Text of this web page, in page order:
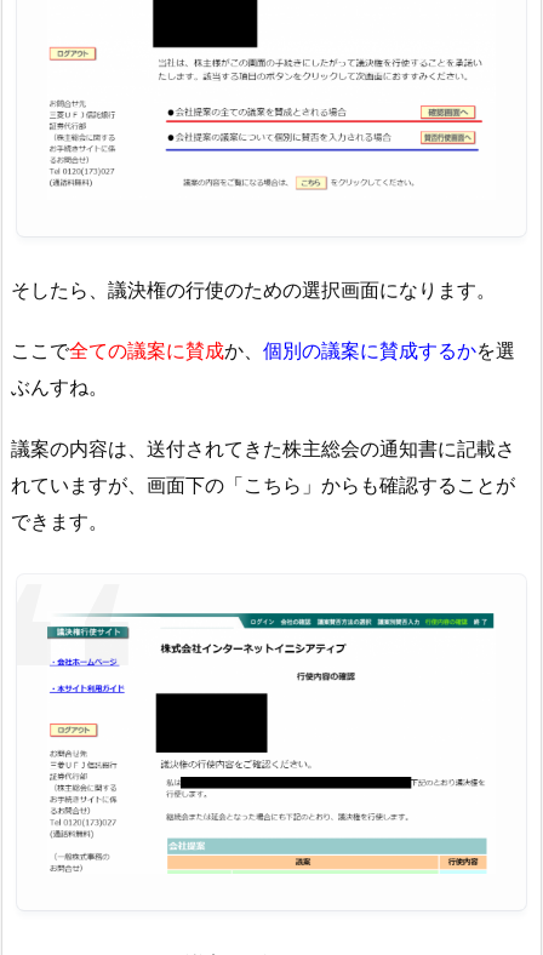
そしたら、議決権の行使のための選択画面になります。
ここで全ての議案に賛成か、 個別の議案に賛成するかを選
ぶんすね。
議案の内容は、送付されてきた株主総会の通知書に記載さ
れていますが、画面下の「こちら」からも確認することが
できます。